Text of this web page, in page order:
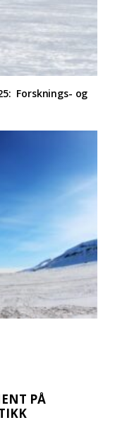
Forsknings- og
PÅ